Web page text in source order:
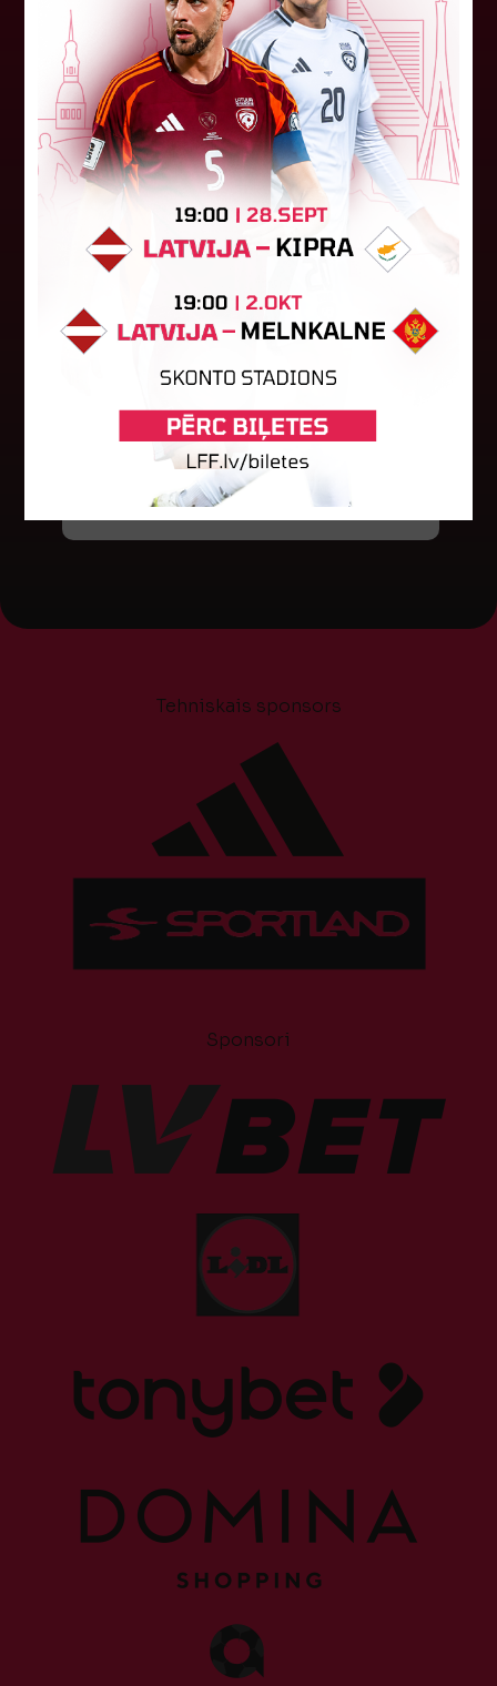
04. augusts 2026.
Baltijas kausa izcīņa sāksies ar
maču pret Lietuvu
Otrdien notika sieviešu futbola izlašu Baltijas
Igaunijā. Pusfināla stadijā 28. novembrī Latvija
spēlēs pret Lietuvu...
04. augusts 2026.
Tehniskais sponsors
Sponsori